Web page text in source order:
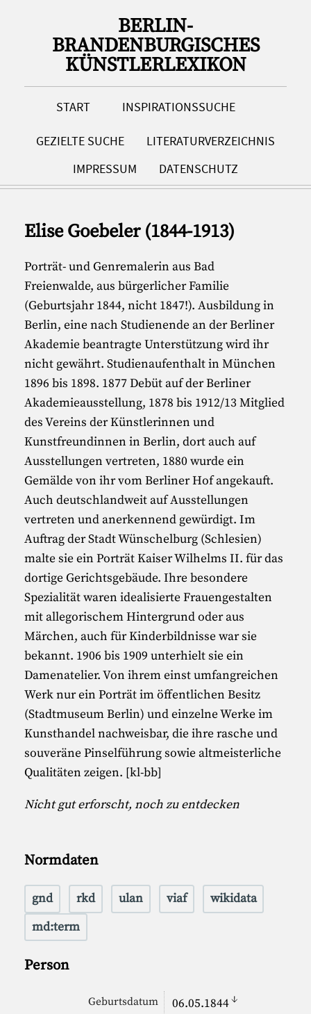
BERLIN-
BRANDENBURGISCHES
KÜNSTLERLEXIKON
START INSPIRATIONSSUCHE
GEZIELTE SUCHE
LITERATURVERZEICHNIS
IMPRESSUM
DATENSCHUTZ
Elise Goebeler (1844-1913)
Porträt- und Genremalerin aus Bad
Freienwalde, aus bürgerlicher Familie
(Geburtsjahr 1844, nicht 1847!). Ausbildung in
Berlin, eine nach Studienende an der Berliner
Akademie beantragte Unterstützung wird ihr
nicht gewährt. Studienaufenthalt in München
1896 bis 1898. 1877 Debüt auf der Berliner
Akademieausstellung, 1878 bis 1912/13 Mitglied
des Vereins der Künstlerinnen und
Kunstfreundinnen in Berlin, dort auch auf
Ausstellungen vertreten, 1880 wurde ein
Gemälde von ihr vom Berliner Hof angekauft.
Auch deutschlandweit auf Ausstellungen
vertreten und anerkennend gewürdigt. Im
Auftrag der Stadt Wünschelburg (Schlesien)
malte sie ein Porträt Kaiser Wilhelms II. für das
dortige Gerichtsgebäude. Ihre besondere
Spezialität waren idealisierte Frauengestalten
mit allegorischem Hintergrund oder aus
Märchen, auch für Kinderbildnisse war sie
bekannt. 1906 bis 1909 unterhielt sie ein
Damenatelier. Von ihrem einst umfangreichen
Werk nur ein Porträt im öffentlichen Besitz
(Stadtmuseum Berlin) und einzelne Werke im
Kunsthandel nachweisbar, die ihre rasche und
souveräne Pinselführung sowie altmeisterliche
Qualitäten zeigen. [kl-bb]
Nicht gut erforscht, noch zu entdecken
Normdaten
gnd rkd ulan viaf
wikidata
md:term
Person
Geburtsdatum 06.05.1844↓